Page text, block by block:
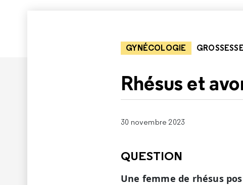
GYNÉCOLOGIE GROSSESSE
Rhésus et
30 novembre 2023
QUESTION
Une femme de rhésus